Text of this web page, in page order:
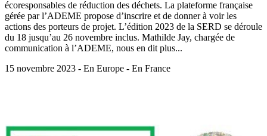
écoresponsables de réduction des déchets. La plateforme française
gérée par l’ADEME propose d’inscrire et de donner à voir les
actions des porteurs de projet. L’édition 2023 de la SERD se déroule
du 18 jusqu’au 26 novembre inclus. Mathilde Jay, chargée de
communication à l’ADEME, nous en dit plus...
15 novembre 2023 - En Europe - En France